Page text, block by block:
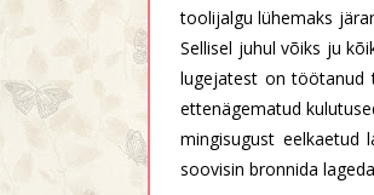
toolijalgu lühemaks
Sellisel juhul võiks ju
lugejatest on töötanud
ettenägematud
mingisugust eelkaetud
soovisin bronnida